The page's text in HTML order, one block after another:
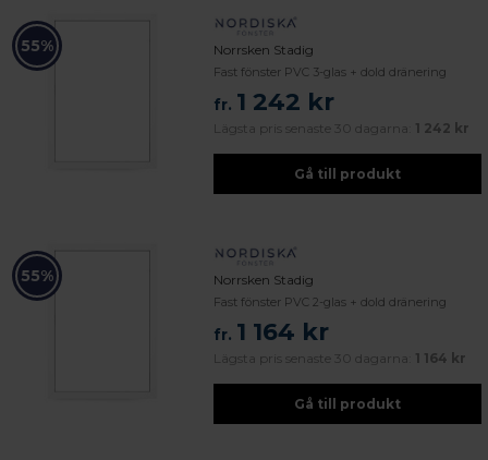
55% Norrsken Stadig
Fast fönster PVC 3-glas + dold dränering
fr. 1 242 kr
Lägsta pris senaste 30 dagarna: 1 242 kr
Gå till produkt
55% Norrsken Stadig
Fast fönster PVC 2-glas + dold dränering
fr. 1 164 kr
Lägsta pris senaste 30 dagarna: 1 164 kr
Gå till produkt